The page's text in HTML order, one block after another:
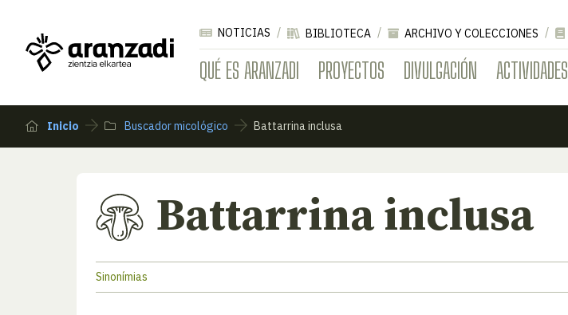
QUÉ ES ARANZADI PROYECTOS DIVULGACIÓN ACTIVIDADES
NOTICIAS BIBLIOTECA ARCHIVO Y COLECCIONES
Inicio Buscador micológico Battarrina inclusa
Battarrina inclusa
Sinonímias